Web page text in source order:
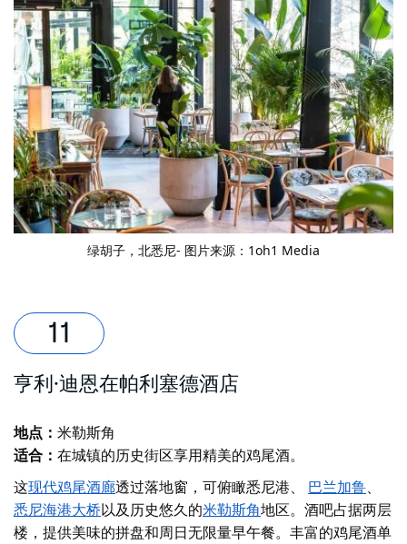
绿胡子 ，北悉尼- 图片来源：1oh1 Media
亨利·迪恩在帕利塞德酒店
地点： 米勒斯角
适合： 在城镇的历史街区享用精美的鸡尾酒。
这现代鸡尾酒廊透过落地窗，可俯瞰悉尼港、 巴兰加鲁、
悉尼海港大桥以及历史悠久的米勒斯角地区。酒吧占据两层
楼，提供美味的拼盘和周日无限量早午餐。丰富的鸡尾酒单